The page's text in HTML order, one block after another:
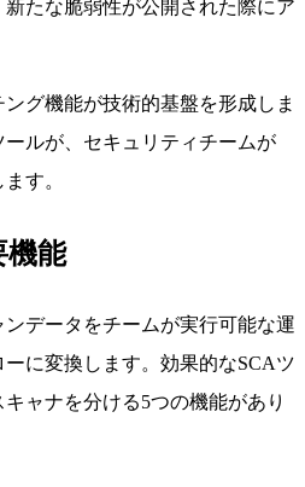
たな脆弱性が公開された際にア
グ機能が技術的基盤を形成しま
ルが、セキュリティチームが
す。
機能
データをチームが実行可能な運
に変換します。効果的なSCAツ
ャナを分ける5つの機能があり